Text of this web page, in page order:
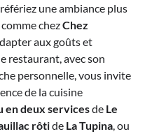
une ambiance plus
chezChez
aux goûts et
restaurant, avec son
personnelle, vous invite
de la cuisine
en deux servicesde Le
rôtide La Tupina , ou